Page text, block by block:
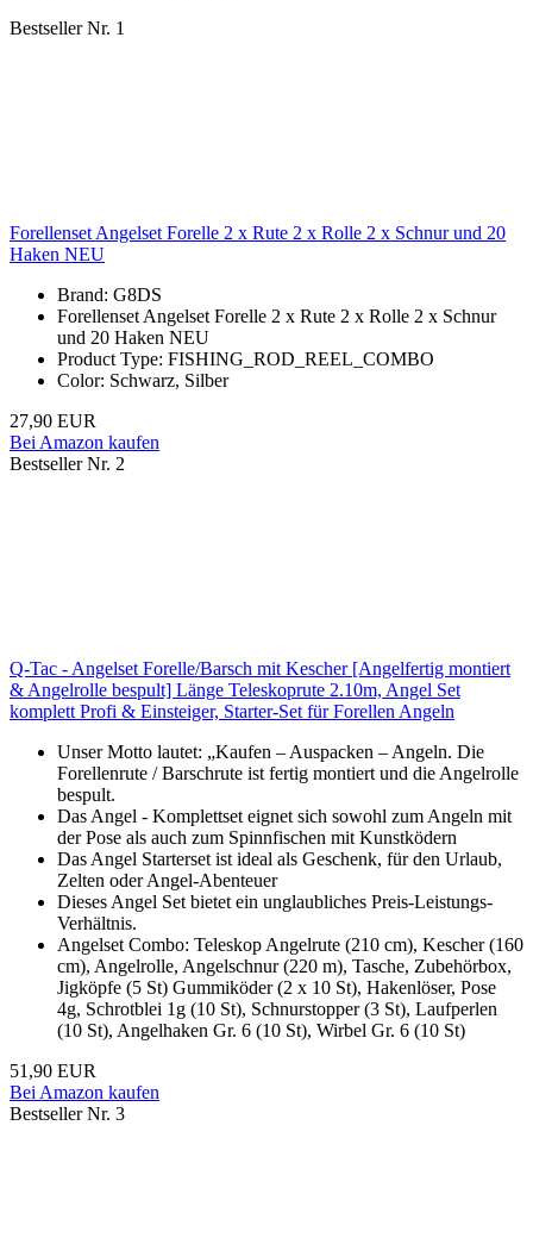
Bestseller Nr. 1
Forellenset Angelset Forelle 2 x Rute 2 x Rolle 2 x Schnur und 20
Haken NEU
Brand: G8DS
Forellenset Angelset Forelle 2 x Rute 2 x Rolle 2 x Schnur
und 20 Haken NEU
Product Type: FISHING_ROD_REEL_COMBO
Color: Schwarz, Silber
27,90 EUR
Bei Amazon kaufen
Bestseller Nr. 2
Q-Tac - Angelset Forelle/Barsch mit Kescher [Angelfertig montiert
& Angelrolle bespult] Länge Teleskoprute 2.10m, Angel Set
komplett Profi & Einsteiger, Starter-Set für Forellen Angeln
Unser Motto lautet: „Kaufen – Auspacken – Angeln. Die
Forellenrute / Barschrute ist fertig montiert und die Angelrolle
bespult.
Das Angel - Komplettset eignet sich sowohl zum Angeln mit
der Pose als auch zum Spinnfischen mit Kunstködern
Das Angel Starterset ist ideal als Geschenk, für den Urlaub,
Zelten oder Angel-Abenteuer
Dieses Angel Set bietet ein unglaubliches Preis-Leistungs-
Verhältnis.
Angelset Combo: Teleskop Angelrute (210 cm), Kescher (160
cm), Angelrolle, Angelschnur (220 m), Tasche, Zubehörbox,
Jigköpfe (5 St) Gummiköder (2 x 10 St), Hakenlöser, Pose
4g, Schrotblei 1g (10 St), Schnurstopper (3 St), Laufperlen
(10 St), Angelhaken Gr. 6 (10 St), Wirbel Gr. 6 (10 St)
51,90 EUR
Bei Amazon kaufen
Bestseller Nr. 3